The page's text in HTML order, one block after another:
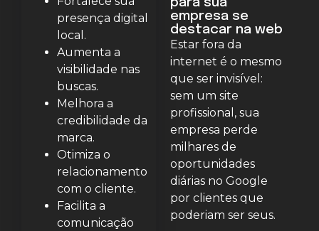
empresa se
destacar na web
Estar fora da
internet é o mesmo
que ser invisível:
sem um site
profissional, sua
empresa perde
milhares de
oportunidades
diárias no Google
por clientes que
poderiam ser seus.
presença digital
local.
Aumenta a
visibilidade nas
buscas.
Melhora a
credibilidade da
marca.
Otimiza o
relacionamento
com o cliente.
Facilita a
comunicação